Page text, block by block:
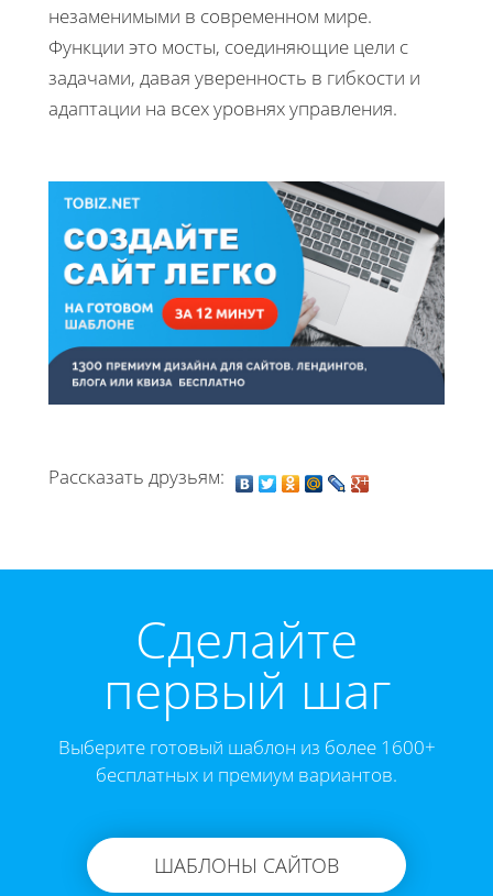
незаменимыми в современном мире.
Функции это мосты, соединяющие цели с
задачами, давая уверенность в гибкости и
адаптации на всех уровнях управления.
Рассказать друзьям:
Cделайте
первый шаг
Выберите готовый шаблон из более 1600+
бесплатных и премиум вариантов.
ШАБЛОНЫ САЙТОВ